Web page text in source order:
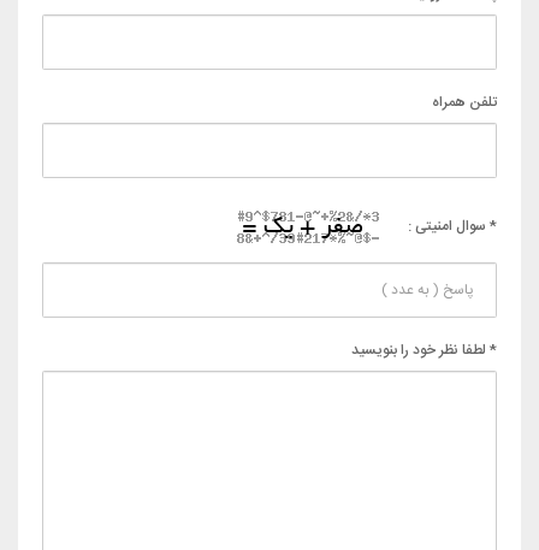
تلفن همراه
* سوال امنیتی :
* لطفا نظر خود را بنویسید